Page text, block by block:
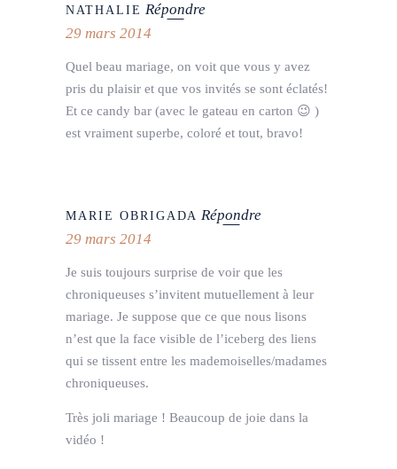
NATHALIE Répondre
29 mars 2014
Quel beau mariage, on voit que vous y avez
pris du plaisir et que vos invités se sont éclatés!
Et ce candy bar (avec le gateau en carton 😉 )
est vraiment superbe, coloré et tout, bravo!
MARIE OBRIGADA Répondre
29 mars 2014
Je suis toujours surprise de voir que les
chroniqueuses s’invitent mutuellement à leur
mariage. Je suppose que ce que nous lisons
n’est que la face visible de l’iceberg des liens
qui se tissent entre les mademoiselles/madames
chroniqueuses.
Très joli mariage ! Beaucoup de joie dans la
vidéo !